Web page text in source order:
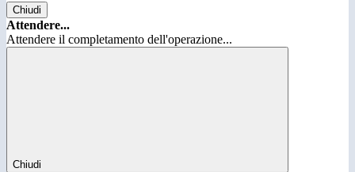
Chiudi
Attendere...
Attendere il completamento dell'operazione...
Chiudi